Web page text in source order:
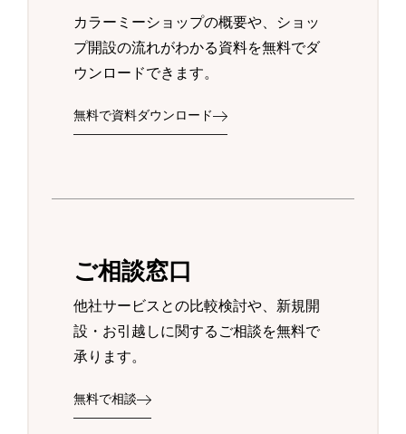
カラーミーショップの概要や、ショッ
プ開設の流れがわかる資料を無料でダ
ウンロードできます。
無料で資料ダウンロード
ご相談窓口
他社サービスとの比較検討や、新規開
設・お引越しに関するご相談を無料で
承ります。
無料で相談